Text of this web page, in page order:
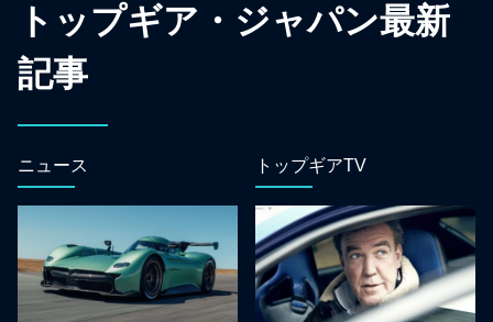
トップギア・ジャパン最新
記事
ニュース トップギアTV